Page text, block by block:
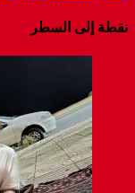
نقطة إلى السطر